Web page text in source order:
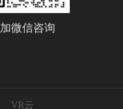
加微信咨询
VR云